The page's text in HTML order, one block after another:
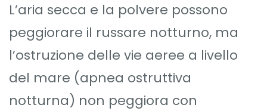
L’aria secca e la polvere possono
peggiorare il russare notturno, ma
l’ostruzione delle vie aeree a livello
del mare (apnea ostruttiva
notturna) non peggiora con